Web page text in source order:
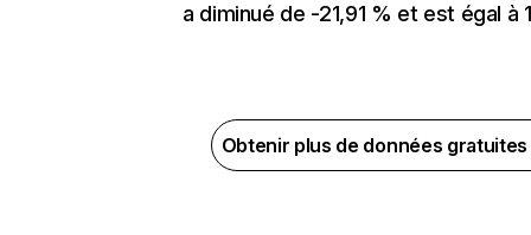
a diminué de -21,91 % et est égal à
Obtenir plus de données